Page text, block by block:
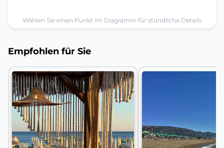
Wählen Sie einen Punkt im Diagramm für stündliche Details
Empfohlen für Sie